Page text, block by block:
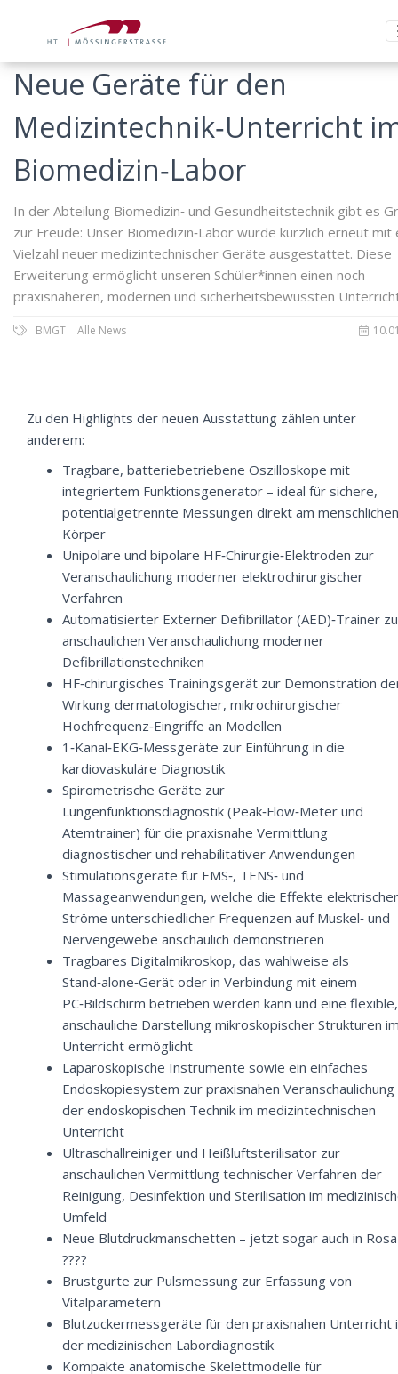
Neue Geräte für den
Medizintechnik‑Unterricht
Biomedizin‑Labor
In der Abteilung Biomedizin‑ und Gesundheitstechnik gibt es
zur Freude: Unser Biomedizin‑Labor wurde kürzlich erneut mit
Vielzahl neuer medizintechnischer Geräte ausgestattet. Diese
Erweiterung ermöglicht unseren Schüler*innen einen noch
praxisnäheren, modernen und sicherheitsbewussten
BMGT Alle News
Zu den Highlights der neuen Ausstattung zählen unter
anderem:
Tragbare, batteriebetriebene Oszilloskope mit
integriertem Funktionsgenerator – ideal für sichere,
potentialgetrennte Messungen direkt am menschlichen
Körper
Unipolare und bipolare HF‑Chirurgie‑Elektroden zur
Veranschaulichung moderner elektrochirurgischer
Verfahren
Automatisierter Externer Defibrillator (AED)‑Trainer
anschaulichen Veranschaulichung moderner
Defibrillationstechniken
HF‑chirurgisches Trainingsgerät zur Demonstration
Wirkung dermatologischer, mikrochirurgischer
Hochfrequenz‑Eingriffe an Modellen
1‑Kanal‑EKG‑Messgeräte zur Einführung in die
kardiovaskuläre Diagnostik
Spirometrische Geräte zur
Lungenfunktionsdiagnostik (Peak‑Flow‑Meter und
Atemtrainer) für die praxisnahe Vermittlung
diagnostischer und rehabilitativer Anwendungen
Stimulationsgeräte für EMS‑, TENS‑ und
Massageanwendungen, welche die Effekte elektrischer
Ströme unterschiedlicher Frequenzen auf Muskel‑ und
Nervengewebe anschaulich demonstrieren
Tragbares Digitalmikroskop, das wahlweise als
Stand‑alone‑Gerät oder in Verbindung mit einem
PC‑Bildschirm betrieben werden kann und eine flexible,
anschauliche Darstellung mikroskopischer Strukturen
Unterricht ermöglicht
Laparoskopische Instrumente sowie ein einfaches
Endoskopiesystem zur praxisnahen Veranschaulichung
der endoskopischen Technik im medizintechnischen
Unterricht
Ultraschallreiniger und Heißluftsterilisator zur
anschaulichen Vermittlung technischer Verfahren der
Reinigung, Desinfektion und Sterilisation im
Umfeld
Neue Blutdruckmanschetten – jetzt sogar auch in Rosa
????
Brustgurte zur Pulsmessung zur Erfassung von
Vitalparametern
Blutzuckermessgeräte für den praxisnahen Unterricht
der medizinischen Labordiagnostik
Kompakte anatomische Skelettmodelle für